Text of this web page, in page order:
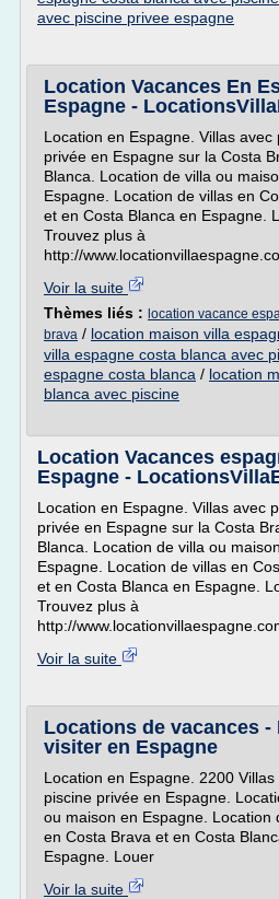
avec piscine privee espagne
Location Vacances En
Espagne -
Location en Espagne. Villas avec
privée en Espagne sur la Costa
Blanca. Location de villa ou
Espagne. Location de villas en
et en Costa Blanca en Espagne.
Trouvez plus à
http://
Voir la suite
Thèmes liés : location vacance
brava / location maison villa
villa espagne costa blanca avec
espagne costa blanca / location
blanca avec piscine
Location Vacances
Espagne -
Location en Espagne. Villas avec
privée en Espagne sur la Costa
Blanca. Location de villa ou
Espagne. Location de villas en
et en Costa Blanca en Espagne.
Trouvez plus à
http://
Voir la suite
Locations de vacances
visiter en Espagne
Location en Espagne. 2200 Villas
piscine privée en Espagne.
ou maison en Espagne. Location
en Costa Brava et en Costa
Espagne. Louer
Voir la suite